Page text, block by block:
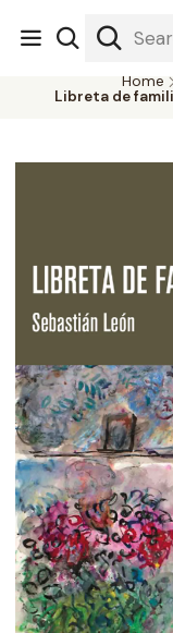
Nuestra librería -
#SomospartedelSietch
Home
Libreta de